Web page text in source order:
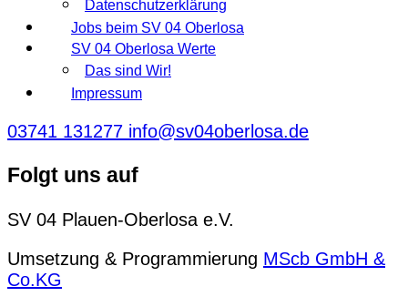
Datenschutzerklärung
Jobs beim SV 04 Oberlosa
SV 04 Oberlosa Werte
Das sind Wir!
Impressum
03741 131277 info@sv04oberlosa.de
Folgt uns auf
SV 04 Plauen-Oberlosa e.V.
Umsetzung & Programmierung MScb GmbH &
Co.KG